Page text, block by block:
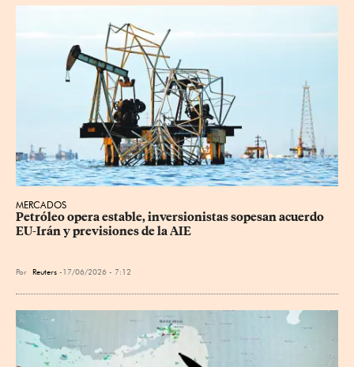
MERCADOS
Petróleo opera estable, inversionistas sopesan acuerdo
EU-Irán y previsiones de la AIE
Por Reuters 17/06/2026 - 7:12